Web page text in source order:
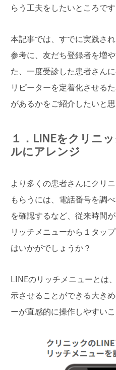
らう工夫をしたいところです
本記事では、すでに実践さ
参考に、友だち登録者を増
た、一度受診した患者さん
リピーターを定着化させる
があるかをご紹介したいと思
１．LINEをクリニ
ルにアレンジ
より多くの患者さんにクリ
もらうには、電話番号を調
を確認するなど、従来時間
リッチメニューから１タッ
はいかがでしょうか？
LINEのリッチメニューとは
示させることができる大き
ーが直感的に操作しやすいこ